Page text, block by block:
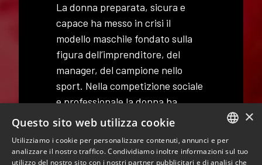
La donna preparata, sicura e
capace ha messo in crisi il
modello maschile fondato sulla
figura dell’imprenditore, del
manager, del campione nello
sport. Nella competizione sociale
e professionale la donna ha
superato spesso l’uomo e questo
ha perso la proprietà del corpo e
ITALIAN
×
Questo sito web utilizza cookie
Utilizziamo i cookie per personalizzare contenuti, annunci e per
analizzare il nostro traffico. Condividiamo inoltre informazioni sul tuo
utilizzo del nostro sito con i nostri partner pubblicitari e di analisi che